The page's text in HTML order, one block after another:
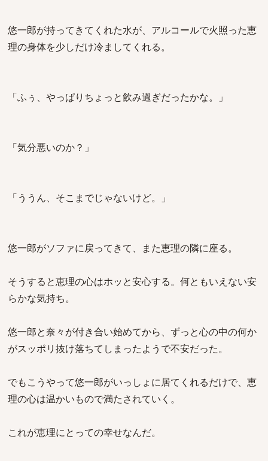
悠一郎が持ってきてくれた水が、アルコールで火照った恵
理の身体を少しだけ冷ましてくれる。
「ふぅ、やっぱりちょっと飲み過ぎだったかな。」
「気分悪いのか？」
「ううん、そこまでじゃないけど。」
悠一郎がソファに戻ってきて、また恵理の隣に座る。
そうすると恵理の心はホッと安心する。何ともいえない安
らかな気持ち。
悠一郎と奈々が付き合い始めてから、ずっと心の中の何か
がスッポリ抜け落ちてしまったようで不安だった。
でもこうやって悠一郎がいっしょに居てくれるだけで、恵
理の心は温かいもので満たされていく。
これが恵理にとっての幸せなんだ。